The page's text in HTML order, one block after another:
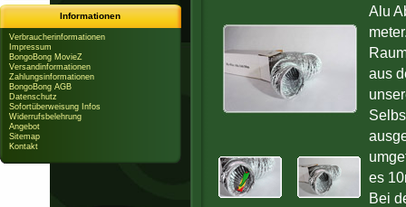
Alu
aus
es
Bei
Informationen
Verbraucherinformationen
Impressum
BongoBong MovieZ
Versandinformationen
Zahlungsinformationen
BongoBong AGB
Datenschutz
Sofortüberweisung Infos
Widerrufsbelehrung
Angebot
Sitemap
Kontakt